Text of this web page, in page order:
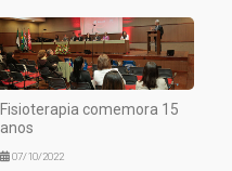
Fisioterapia comemora 15
anos
07/10/2022